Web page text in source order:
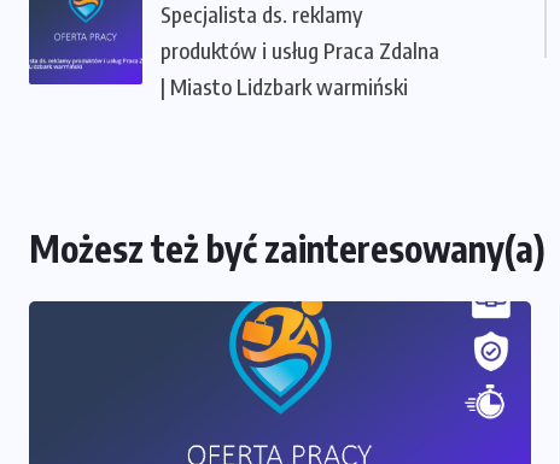
Specjalista ds. reklamy
produktów i usług Praca Zdalna
| Miasto Lidzbark warmiński
Możesz też być zainteresowany(a)